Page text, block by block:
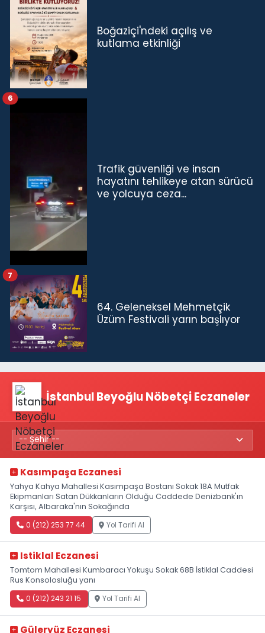
Boğaziçi'ndeki açılış ve
kutlama etkinliği
Trafik güvenliği ve insan
hayatını tehlikeye atan sürücü
ve yolcuya ceza...
6
64. Geleneksel Mehmetçik
Üzüm Festivali yarın başlıyor
7
İstanbul Beyoğlu Nöbetçi Eczaneler
Kasımpaşa Eczanesi
Yahya Kahya Mahallesi Kasımpaşa Bostanı Sokak 18A Mutfak
Ekipmanları Satan Dükkanların Olduğu Caddede Denizbank'ın
Karşısı, Albaraka'nın Sokağında
0 (212) 253 77 44 Yol Tarifi Al
Istiklal Eczanesi
Tomtom Mahallesi Kumbaracı Yokuşu Sokak 68B İstiklal Caddesi
Rus Konsolosluğu yanı
0 (212) 243 21 15 Yol Tarifi Al
Güleryüz Eczanesi